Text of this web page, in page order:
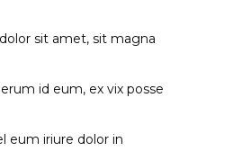
sit amet, sit magna
id eum, ex vix posse
eum iriure dolor in